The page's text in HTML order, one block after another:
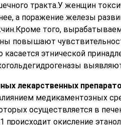
тракта.У женщин
а поражение железы
того,
повышают
этнической
лекарственных
медикаментозных
осуществляется в
происходит окисление